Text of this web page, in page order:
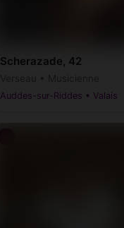
Scherazade, 42
Auddes-sur-Riddes • Valais